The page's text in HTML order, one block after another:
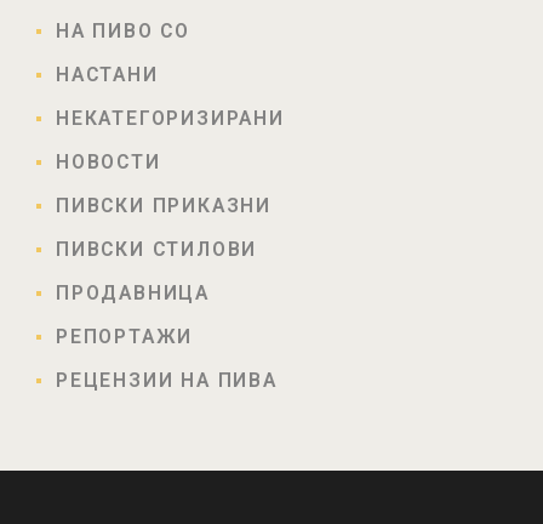
НА ПИВО СО
НАСТАНИ
НЕКАТЕГОРИЗИРАНИ
НОВОСТИ
ПИВСКИ ПРИКАЗНИ
ПИВСКИ СТИЛОВИ
ПРОДАВНИЦА
РЕПОРТАЖИ
РЕЦЕНЗИИ НА ПИВА